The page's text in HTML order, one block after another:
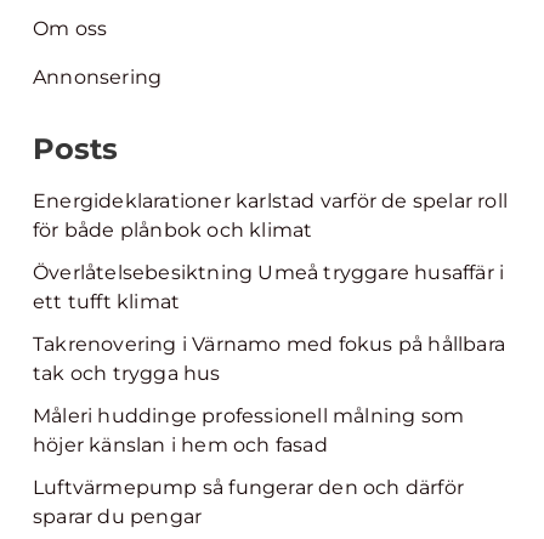
Om oss
Annonsering
Posts
Energideklarationer karlstad varför de spelar roll
för både plånbok och klimat
Överlåtelsebesiktning Umeå tryggare husaffär i
ett tufft klimat
Takrenovering i Värnamo med fokus på hållbara
tak och trygga hus
Måleri huddinge professionell målning som
höjer känslan i hem och fasad
Luftvärmepump så fungerar den och därför
sparar du pengar